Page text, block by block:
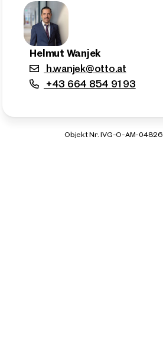
Helmut Wanjek
h.wanjek@otto.at
+43 664 854 91 93
Objekt Nr. IVG-O-AM-04826